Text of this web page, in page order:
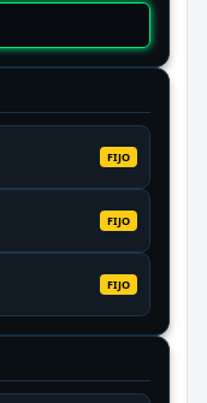
FIJO
FIJO
FIJO